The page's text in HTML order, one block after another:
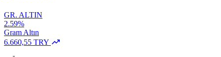
GR. ALTIN
2.59%
Gram Altın
6.660,55 TRY